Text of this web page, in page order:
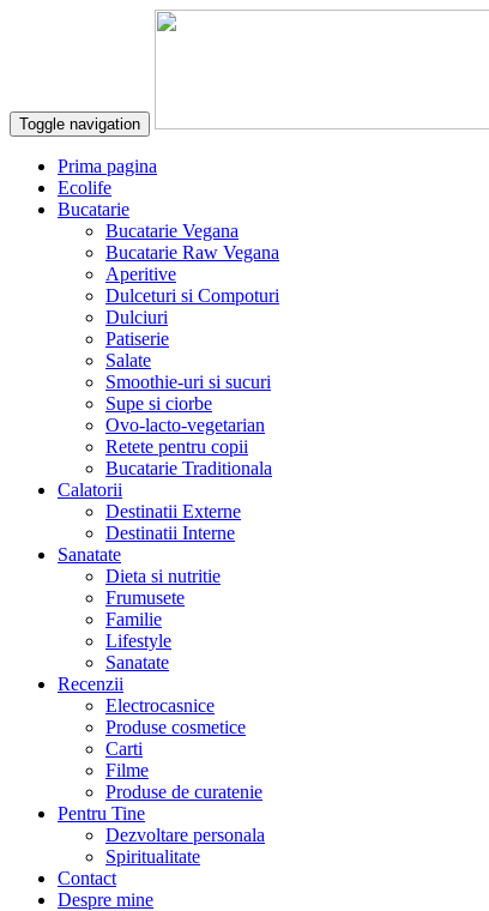
Toggle navigation
Prima pagina
Ecolife
Bucatarie
Bucatarie Vegana
Bucatarie Raw Vegana
Aperitive
Dulceturi si Compoturi
Dulciuri
Patiserie
Salate
Smoothie-uri si sucuri
Supe si ciorbe
Ovo-lacto-vegetarian
Retete pentru copii
Bucatarie Traditionala
Calatorii
Destinatii Externe
Destinatii Interne
Sanatate
Dieta si nutritie
Frumusete
Familie
Lifestyle
Sanatate
Recenzii
Electrocasnice
Produse cosmetice
Carti
Filme
Produse de curatenie
Pentru Tine
Dezvoltare personala
Spiritualitate
Contact
Despre mine